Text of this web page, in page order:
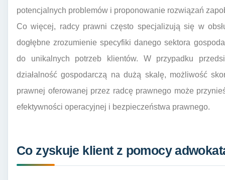
potencjalnych problemów i proponowanie rozwiązań
Co więcej, radcy prawni często specjalizują się w
dogłębne zrozumienie specyfiki danego sektora
do unikalnych potrzeb klientów. W przypadku
działalność gospodarczą na dużą skalę, możliwość
prawnej oferowanej przez radcę prawnego może
efektywności operacyjnej i bezpieczeństwa prawnego.
Co zyskuje klient z pomocy